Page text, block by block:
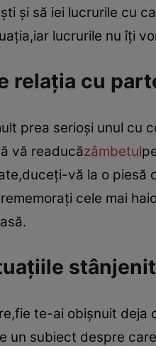
şi să iei lucrurile cu
lucrurile nu îţi
relaţia cu
prea serioşi unul cu
vă readucăzâmbetul
vă la o
cele mai
te-ai obişnuit
un subiect despre